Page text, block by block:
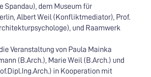
Spandau), dem Museum für
Albert Weil (Konfliktmediator), Prof.
und Raamwerk
Veranstaltung von Paula Mainka
(B.Arch.), Marie Weil (B.Arch.) und
in Kooperation mit